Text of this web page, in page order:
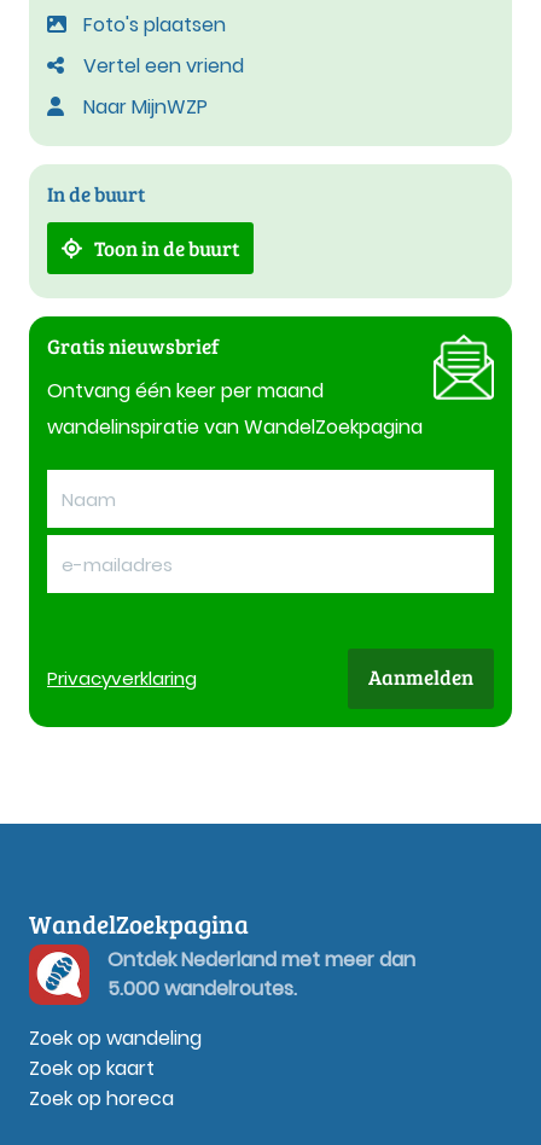
Foto's plaatsen
Vertel een vriend
Naar MijnWZP
In de buurt
Toon in de buurt
Gratis nieuwsbrief
Ontvang één keer per maand
wandelinspiratie van WandelZoekpagina
Privacyverklaring Aanmelden
WandelZoekpagina
Ontdek Nederland met meer dan
5.000 wandelroutes.
Zoek op wandeling
Zoek op kaart
Zoek op horeca